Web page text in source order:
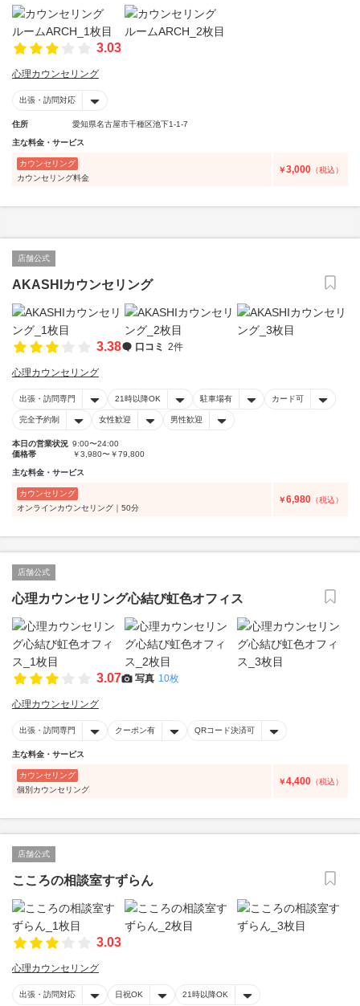
3.03
心理カウンセリング
出張・訪問対応
住所 愛知県名古屋市千種区池下1-1-7
主な料金・サービス
カウンセリング
カウンセリング料金
￥3,000 （税込）
店舗公式
AKASHIカウンセリング
3.38 口コミ 2件
心理カウンセリング
出張・訪問専門 21時以降OK 駐車場有 カード可
完全予約制 女性歓迎 男性歓迎
本日の営業状況 9:00〜24:00
価格帯
￥3,980〜￥79,800
主な料金・サービス
カウンセリング
オンラインカウンセリング｜50分
￥6,980 （税込）
店舗公式
心理カウンセリング心結び虹色オフィス
3.07 写真 10枚
心理カウンセリング
出張・訪問専門 クーポン有 QRコード決済可
主な料金・サービス
カウンセリング
個別カウンセリング
￥4,400 （税込）
店舗公式
こころの相談室すずらん
3.03
心理カウンセリング
出張・訪問対応 日祝OK 21時以降OK